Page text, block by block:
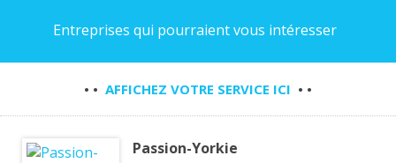
Entreprises qui pourraient vous intéresser
• • AFFICHEZ VOTRE SERVICE ICI • •
Passion-Yorkie